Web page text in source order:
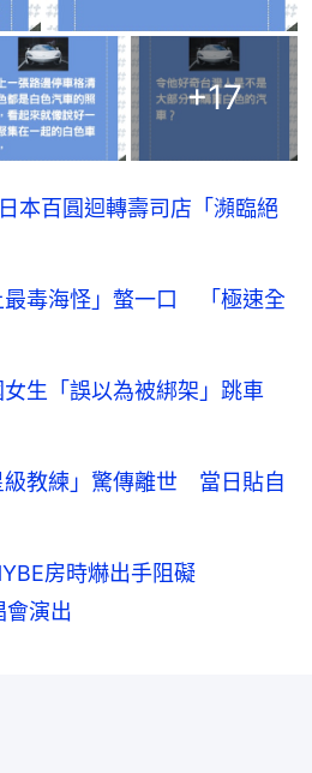
+17
本百圓迴轉壽司店「瀕臨絕
最毒海怪」螫一口 「極速全
生「誤以為被綁架」跳車
級教練」驚傳離世 當日貼自
房時爀出手阻礙
演出